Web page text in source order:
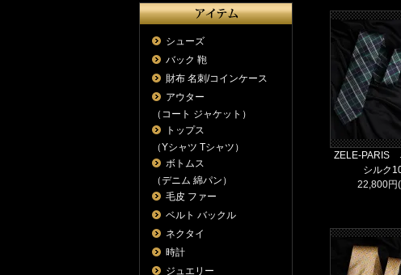
ZELE-PARIS
シルク
22,800円
シューズ
バック 鞄
財布 名刺/コインケース
アウター
（コート ジャケット）
トップス
（Yシャツ Tシャツ）
ボトムス
（デニム 綿パン）
毛皮 ファー
ベルト バックル
ネクタイ
時計
ジュエリー